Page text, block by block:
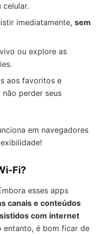
celular.
imediatamente, sem
ou explore as
aos favoritos e
perder seus
em navegadores
Fi?
esses apps
canais e conteúdos
com internet
entanto, é bom ficar de